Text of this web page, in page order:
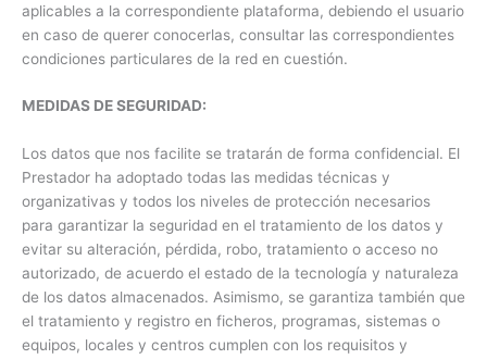
aplicables a la correspondiente plataforma, debiendo el usuario
en caso de querer conocerlas, consultar las correspondientes
condiciones particulares de la red en cuestión.
MEDIDAS DE SEGURIDAD:
Los datos que nos facilite se tratarán de forma confidencial. El
Prestador ha adoptado todas las medidas técnicas y
organizativas y todos los niveles de protección necesarios
para garantizar la seguridad en el tratamiento de los datos y
evitar su alteración, pérdida, robo, tratamiento o acceso no
autorizado, de acuerdo el estado de la tecnología y naturaleza
de los datos almacenados. Asimismo, se garantiza también que
el tratamiento y registro en ficheros, programas, sistemas o
equipos, locales y centros cumplen con los requisitos y